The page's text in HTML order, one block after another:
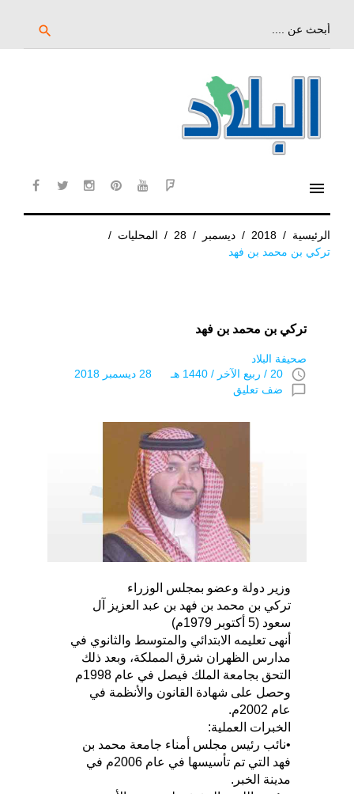
search
menu
الرئيسية /
2018
/ ديسمبر /
28
/ المحليات /
تركي بن محمد بن فهد
تركي بن محمد بن فهد
صحيفة البلاد
access_time 20 / ربيع الآخر / 1440 هـ 28 ديسمبر 2018
chat_bubble_outline ضف تعليق
وزير دولة وعضو بمجلس الوزراء
تركي بن محمد بن فهد بن عبد العزيز آل
سعود (5 أكتوبر 1979م)
أنهى تعليمه الابتدائي والمتوسط والثانوي في
مدارس الظهران شرق المملكة، وبعد ذلك
التحق بجامعة الملك فيصل في عام 1998م
وحصل على شهادة القانون والأنظمة في
عام 2002م.
الخبرات العملية:
•نائب رئيس مجلس أمناء جامعة محمد بن
فهد التي تم تأسيسها في عام 2006م في
مدينة الخبر.